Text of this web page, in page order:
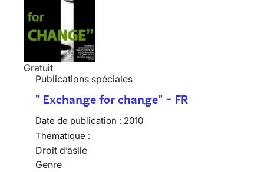
Gratuit
Publications spéciales
" Exchange for change" - FR
Date de publication : 2010
Thématique :
Droit d’asile
Genre